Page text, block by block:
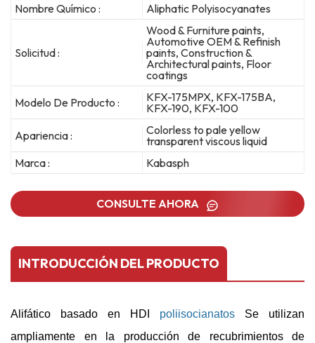
Nombre Químico : Aliphatic Polyisocyanates
Solicitud :
Wood & Furniture paints,
Automotive OEM & Refinish
paints, Construction &
Architectural paints, Floor
coatings
Modelo De Producto :
KFX-175MPX, KFX-175BA,
KFX-190, KFX-100
Apariencia :
Colorless to pale yellow
transparent viscous liquid
Marca :
Kabasph
CONSULTE AHORA
INTRODUCCIÓN DEL PRODUCTO
Alifático basado en HDI poliisocianatos Se utilizan
ampliamente en la producción de recubrimientos de